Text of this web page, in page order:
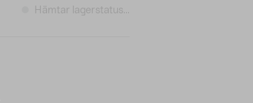
Hämtar lagerstatus...